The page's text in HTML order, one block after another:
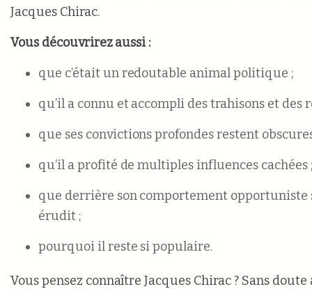
Jacques Chirac.
Vous découvrirez aussi :
que c’était un redoutable animal politique ;
qu’il a connu et accompli des trahisons et
que ses convictions profondes restent
qu’il a profité de multiples influences cachées
que derrière son comportement opportuniste
érudit ;
pourquoi il reste si populaire.
Vous pensez connaître Jacques Chirac ? Sans